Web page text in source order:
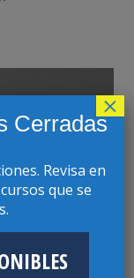
Cerradas
Revisa en
que se
×